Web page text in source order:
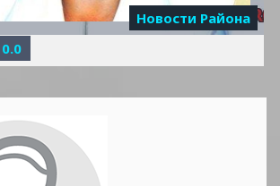
0.0
Новости Района